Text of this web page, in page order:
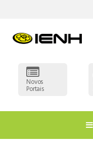
Novos
Portais